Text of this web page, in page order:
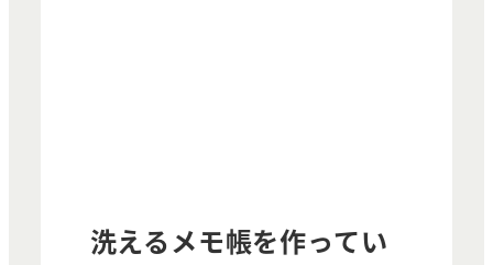
洗えるメモ帳を作ってい